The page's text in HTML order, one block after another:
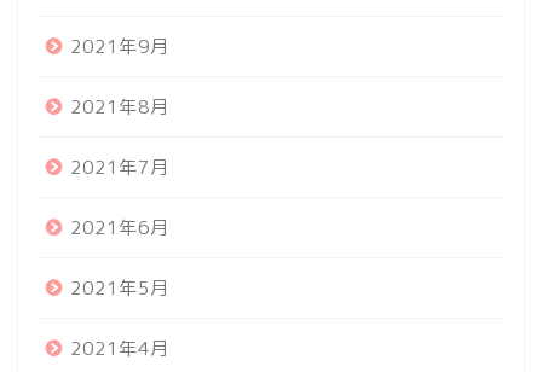
2021年9月
2021年8月
2021年7月
2021年6月
2021年5月
2021年4月